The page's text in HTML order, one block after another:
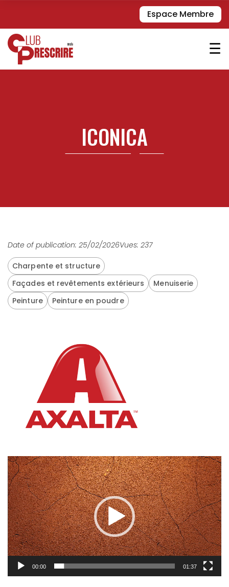
Espace Membre
☰
ICONICA
Date of publication: 25/02/2026Vues: 237
Charpente et structure
Façades et revêtements extérieurs
Menuiserie
Peinture
Peinture en poudre
Video
Player
00:00 01:37